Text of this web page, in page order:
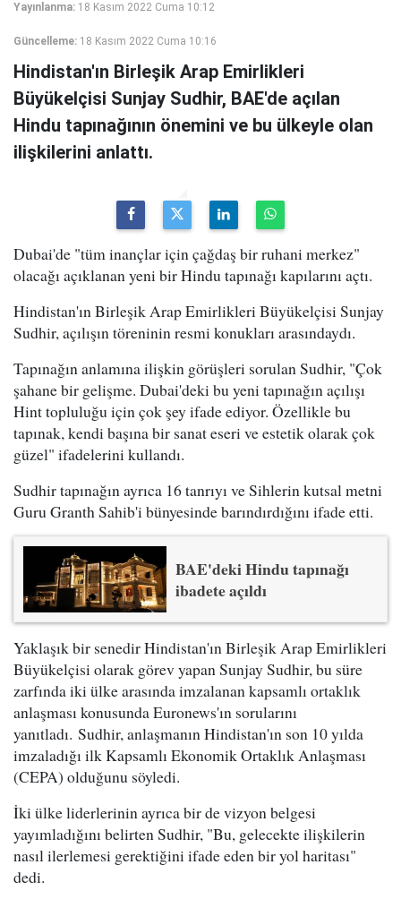
Yayınlanma: 18 Kasım 2022 Cuma 10:12
Güncelleme: 18 Kasım 2022 Cuma 10:16
Hindistan'ın Birleşik Arap Emirlikleri
Büyükelçisi Sunjay Sudhir, BAE'de açılan
Hindu tapınağının önemini ve bu ülkeyle olan
ilişkilerini anlattı.
Dubai'de "tüm inançlar için çağdaş bir ruhani merkez"
olacağı açıklanan yeni bir Hindu tapınağı kapılarını açtı.
Hindistan'ın Birleşik Arap Emirlikleri Büyükelçisi Sunjay
Sudhir, açılışın töreninin resmi konukları arasındaydı.
Tapınağın anlamına ilişkin görüşleri sorulan Sudhir, "Çok
şahane bir gelişme. Dubai'deki bu yeni tapınağın açılışı
Hint topluluğu için çok şey ifade ediyor. Özellikle bu
tapınak, kendi başına bir sanat eseri ve estetik olarak çok
güzel" ifadelerini kullandı.
Sudhir tapınağın ayrıca 16 tanrıyı ve Sihlerin kutsal metni
Guru Granth Sahib'i bünyesinde barındırdığını ifade etti.
BAE'deki Hindu tapınağı
ibadete açıldı
Yaklaşık bir senedir Hindistan'ın Birleşik Arap Emirlikleri
Büyükelçisi olarak görev yapan Sunjay Sudhir, bu süre
zarfında iki ülke arasında imzalanan kapsamlı ortaklık
anlaşması konusunda Euronews'ın sorularını
yanıtladı. Sudhir, anlaşmanın Hindistan'ın son 10 yılda
imzaladığı ilk Kapsamlı Ekonomik Ortaklık Anlaşması
(CEPA) olduğunu söyledi.
İki ülke liderlerinin ayrıca bir de vizyon belgesi
yayımladığını belirten Sudhir, "Bu, gelecekte ilişkilerin
nasıl ilerlemesi gerektiğini ifade eden bir yol haritası"
dedi.